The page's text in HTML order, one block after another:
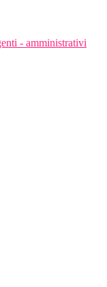
- amministrativi